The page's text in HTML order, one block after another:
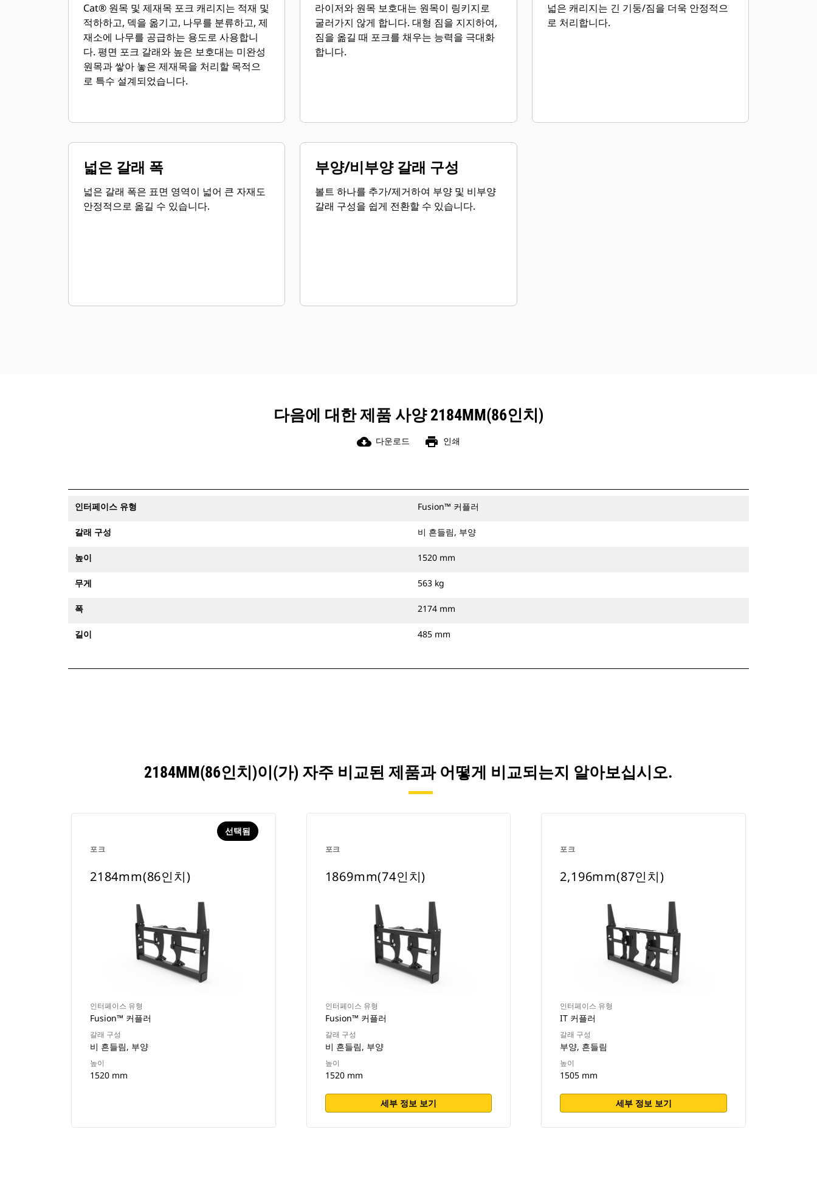
Cat® 원목 및 제재목 포크 캐리지는 적재 및
적하하고, 덱을 옮기고, 나무를 분류하고, 제
재소에 나무를 공급하는 용도로 사용합니
다. 평면 포크 갈래와 높은 보호대는 미완성
원목과 쌓아 놓은 제재목을 처리할 목적으
로 특수 설계되었습니다.
라이저와 원목 보호대는 원목이 링키지로
굴러가지 않게 합니다. 대형 짐을 지지하여,
짐을 옮길 때 포크를 채우는 능력을 극대화
합니다.
넓은 캐리지는 긴 기둥/짐을 더욱 안정적으
로 처리합니다.
넓은 갈래 폭
넓은 갈래 폭은 표면 영역이 넓어 큰 자재도
안정적으로 옮길 수 있습니다.
부양/비부양 갈래 구성
볼트 하나를 추가/제거하여 부양 및 비부양
갈래 구성을 쉽게 전환할 수 있습니다.
다음에 대한 제품 사양 2184MM(86인치)
cloud_download 다운로드 print 인쇄
인터페이스 유형 Fusion™ 커플러
갈래 구성 비 흔들림, 부양
높이 1520 mm
무게 563 kg
폭 2174 mm
길이 485 mm
2184MM(86인치)이(가) 자주 비교된 제품과 어떻게 비교되는지 알아보십시오.
포크
선택됨
2184mm(86인치)
인터페이스 유형
Fusion™ 커플러
갈래 구성
비 흔들림, 부양
높이
1520 mm
포크
1869mm(74인치)
인터페이스 유형
Fusion™ 커플러
갈래 구성
비 흔들림, 부양
높이
1520 mm
세부 정보 보기
포크
2,196mm(87인치)
인터페이스 유형
IT 커플러
갈래 구성
부양, 흔들림
높이
1505 mm
세부 정보 보기